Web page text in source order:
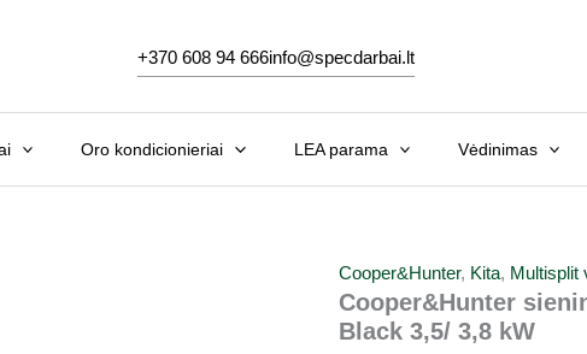
+370 608 94 666info@specdarbai.lt
Oro kondicionieriai LEA parama Vėdinimas
Cooper&Hunter, Kita, Multisplit
Cooper&Hunter
Black 3,5/ 3,8 kW
was: